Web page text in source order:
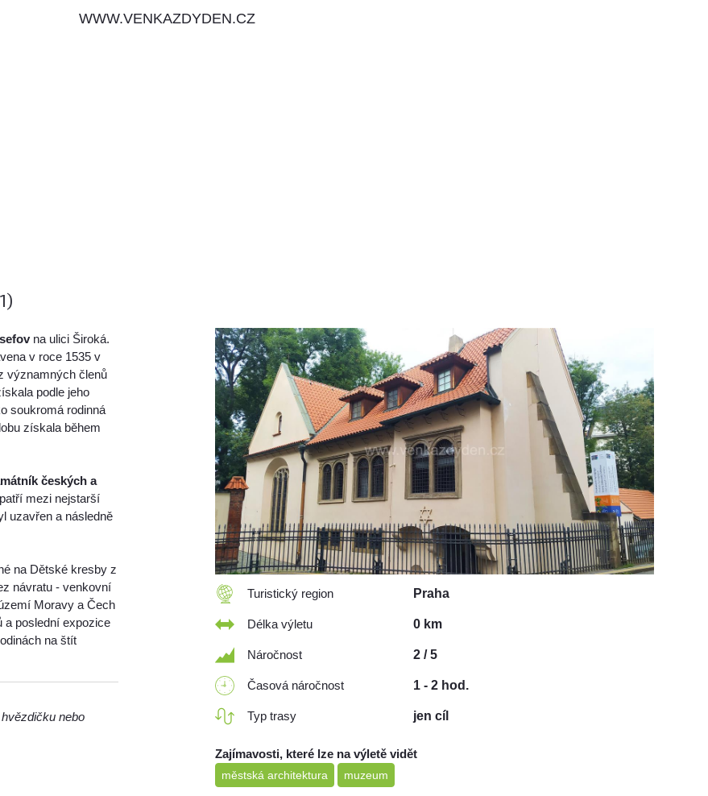
WWW.VENKAZDYDEN.CZ
na ulici Široká.
v roce 1535 v
významných členů
podle jeho
soukromá rodinná
získala během
českých a
mezi nejstarší
uzavřen a následně
na Dětské kresby z
návratu - venkovní
Moravy a Čech
a poslední expozice
na štít
nebo
Turistický region Praha
Délka výletu 0 km
Náročnost 2 / 5
Časová náročnost 1 - 2 hod.
Typ trasy jen cíl
Zajímavosti, které lze na výletě vidět
městská architektura muzeum